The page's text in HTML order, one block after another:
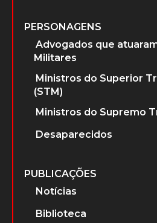
PERSONAGENS
Advogados que
Militares
Ministros do Superior
(STM)
Ministros do Supremo
Desaparecidos
PUBLICAÇÕES
Notícias
Biblioteca